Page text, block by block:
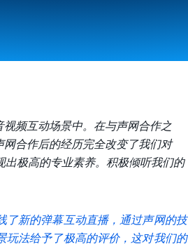
频互动场景中。在与声网合作之
合作后的经历完全改变了我们对
极高的专业素养。积极倾听我们的
了新的弹幕互动直播，通过声网的技
玩法给予了极高的评价，这对我们的